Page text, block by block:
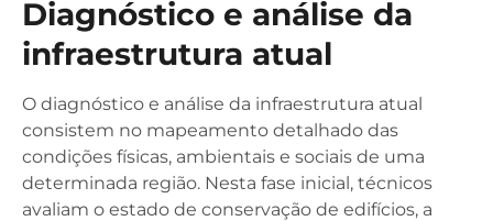
Diagnóstico e análise da
infraestrutura atual
O diagnóstico e análise da infraestrutura atual
consistem no mapeamento detalhado das
condições físicas, ambientais e sociais de uma
determinada região. Nesta fase inicial, técnicos
avaliam o estado de conservação de edifícios, a